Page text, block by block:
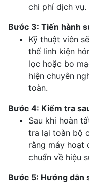
chi phí dịch vụ.
Bước 3: Tiến hành
Kỹ thuật viên
thế linh kiện
lọc hoặc bo
hiện chuyên
toàn.
Bước 4: Kiểm tra
Sau khi hoàn
tra lại toàn bộ
rằng máy hoạt
chuẩn về hiệu
Bước 5: Hướng dẫn